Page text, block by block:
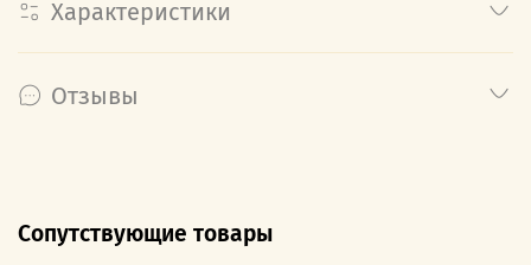
Характеристики
Отзывы
Сопутствующие товары